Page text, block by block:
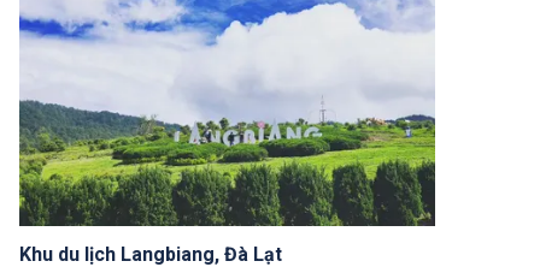
Khu du lịch Langbiang, Đà Lạt